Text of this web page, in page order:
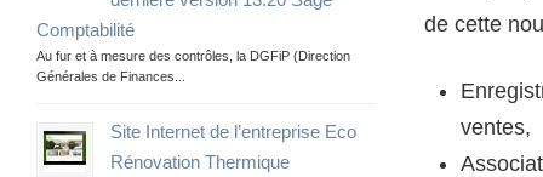
de cette
ventes,
Comptabilité
Au fur et à mesure des contrôles, la DGFiP (Direction
Générales de Finances...
Site Internet de l’entreprise Eco
Rénovation Thermique